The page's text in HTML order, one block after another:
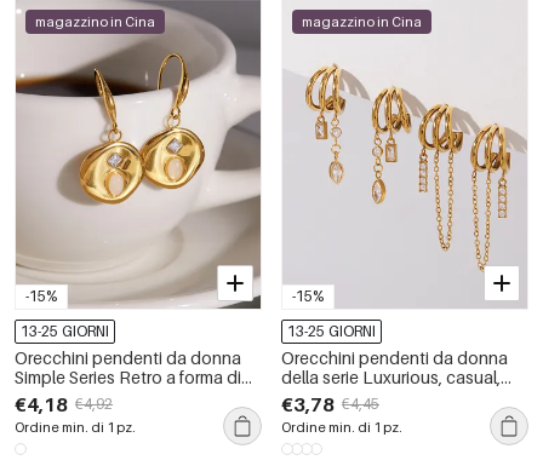
-15%
magazzino in Cina
13-25 GIORNI
Orecchini pendenti da donna
Simple Series Retro a forma di
ellisse, impermeabili, in acciaio
inossidabile color oro.
€4,18 €4,92
Ordine min. di 1 pz.
-15%
magazzino in Cina
13-25 GIORNI
Orecchini pendenti da donna
della serie Luxurious, casual,
dalla forma irregolare, con
nappina, in acciaio inossidabile,
impermeabili, color oro e con
zirconi.
€3,78 €4,45
Ordine min. di 1 pz.